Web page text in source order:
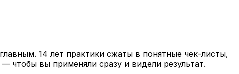
14 лет практики сжаты в понятные чек-листы,
чтобы вы применяли сразу и видели результат.